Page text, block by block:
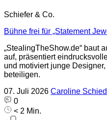
Schiefer & Co.
Bühne frei für „Statement
„StealingTheShow.de“ baut
auf, präsentiert
und motiviert junge
beteiligen.
07. Juli 2026 Caroline
0
< 2 Min.